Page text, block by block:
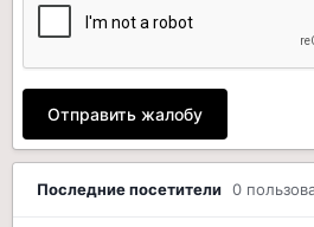
Отправить жалобу
Последние посетители 0